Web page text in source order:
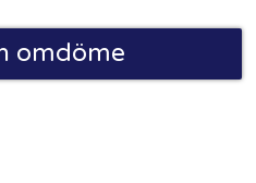
omdöme